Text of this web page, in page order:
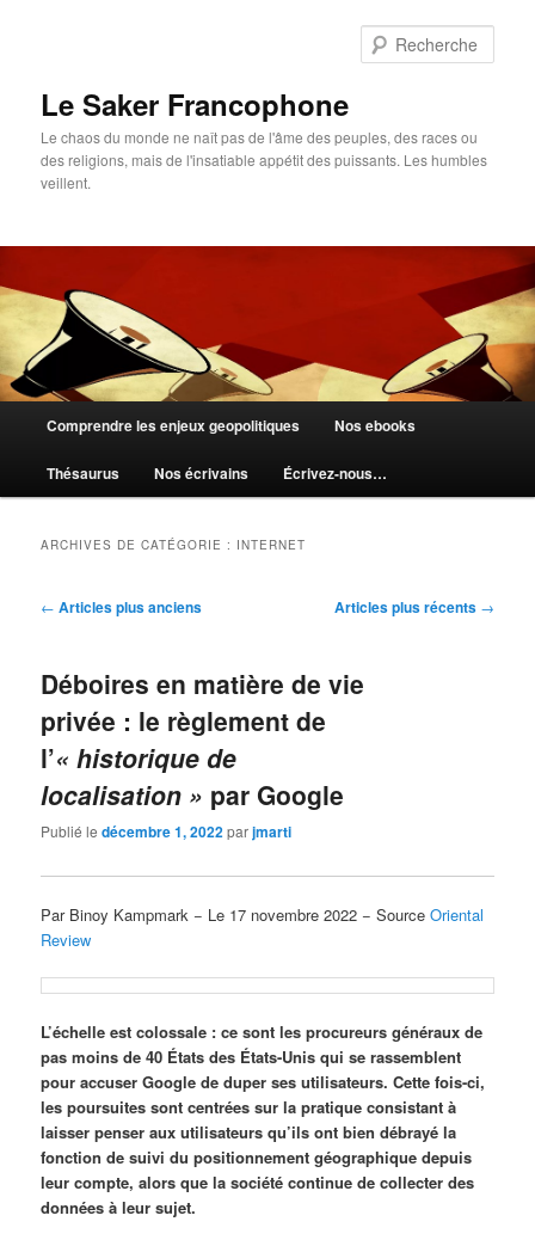
Le Saker Francophone
Le chaos du monde ne naît pas de l'âme des peuples, des races ou
des religions, mais de l'insatiable appétit des puissants. Les humbles
veillent.
principal
Comprendre les enjeux geopolitiques Nos ebooks
Thésaurus Nos écrivains Écrivez-nous…
ARCHIVES DE CATÉGORIE : INTERNET
Navigation
← Articles plus anciens Articles plus récents →
Déboires en matière de vie
privée : le règlement de
l’« historique de
localisation » par Google
Publié ledécembre 1, 2022parjmarti
Par Binoy Kampmark − Le 17 novembre 2022 − SourceOriental
Review
L’échelle est colossale : ce sont les procureurs généraux de
pas moins de 40 États des États-Unis qui se rassemblent
pour accuser Google de duper ses utilisateurs. Cette fois-ci,
les poursuites sont centrées sur la pratique consistant à
laisser penser aux utilisateurs qu’ils ont bien débrayé la
fonction de suivi du positionnement géographique depuis
leur compte, alors que la société continue de collecter des
données à leur sujet.